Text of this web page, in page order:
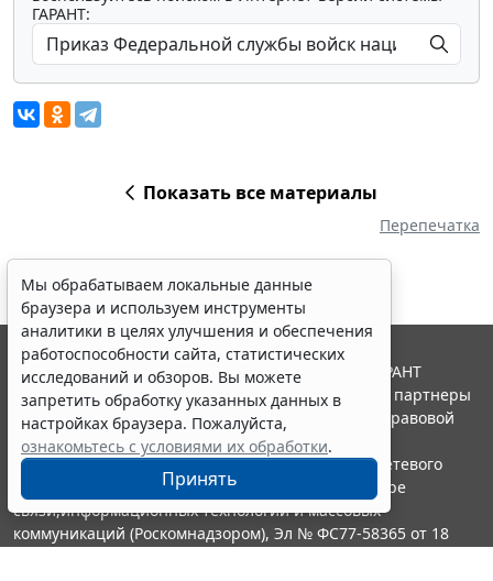
ГАРАНТ:
Показать все материалы
Перепечатка
Мы обрабатываем локальные данные
браузера и используем инструменты
аналитики в целях улучшения и обеспечения
работоспособности сайта, статистических
исследований и обзоров. Вы можете
запретить обработку указанных данных в
настройках браузера. Пожалуйста,
ознакомьтесь с условиями их обработки.
Принять
© ООО "НПП "ГАРАНТ-СЕРВИС", 2026. Система ГАРАНТ
выпускается с 1990 года. Компания "Гарант" и ее партнеры
являются участниками Российской ассоциации правовой
информации ГАРАНТ.
Портал ГАРАНТ.РУ зарегистрирован в качестве сетевого
издания Федеральной службой по надзору в сфере
связи,информационных технологий и массовых
коммуникаций (Роскомнадзором), Эл № ФС77-58365 от 18